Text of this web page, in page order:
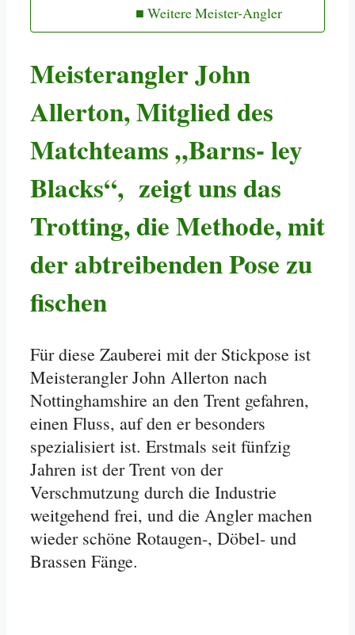
Weitere Meister-Angler
Meisterangler John
Allerton, Mitglied des
Matchteams „Barns- ley
Blacks“, zeigt uns das
Trotting, die Methode, mit
der abtreibenden Pose zu
fischen
Für diese Zauberei mit der Stickpose ist
Meisterangler John Allerton nach
Nottinghamshire an den Trent gefahren,
einen Fluss, auf den er besonders
spezialisiert ist. Erstmals seit fünfzig
Jahren ist der Trent von der
Verschmutzung durch die Industrie
weitgehend frei, und die Angler machen
wieder schöne Rotaugen-, Döbel- und
Brassen Fänge.